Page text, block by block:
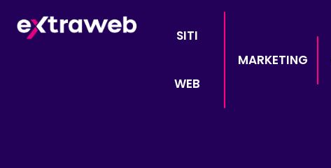
SITI
WEB
MARKETING